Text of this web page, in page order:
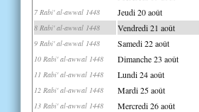
7 Rabi' al-awwal 1448 Jeudi 20 août
8 Rabi' al-awwal 1448 Vendredi 21 août
9 Rabi' al-awwal 1448 Samedi 22 août
10 Rabi' al-awwal 1448 Dimanche 23 août
11 Rabi' al-awwal 1448 Lundi 24 août
12 Rabi' al-awwal 1448 Mardi 25 août
13 Rabi' al-awwal 1448 Mercredi 26 août